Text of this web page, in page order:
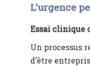
L’urgence
Essai clinique
Un processus
d’être